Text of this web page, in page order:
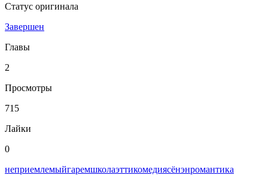
Статус оригинала
Завершен
Главы
2
Просмотры
715
Лайки
0
неприемлемыйгаремшколаэттикомедиясёнэнромантика